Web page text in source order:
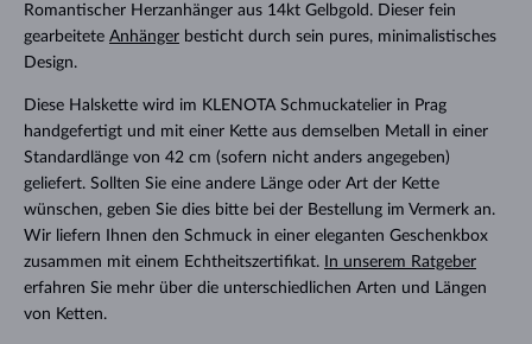
Romantischer Herzanhänger aus 14kt Gelbgold. Dieser fein
gearbeitete Anhängerbesticht durch sein pures, minimalistisches
Design.
Diese Halskette wird im KLENOTA Schmuckatelier in Prag
handgefertigt und mit einer Kette aus demselben Metall in einer
Standardlänge von 42 cm (sofern nicht anders angegeben)
geliefert. Sollten Sie eine andere Länge oder Art der Kette
wünschen, geben Sie dies bitte bei der Bestellung im Vermerk an.
Wir liefern Ihnen den Schmuck in einer eleganten Geschenkbox
zusammen mit einem Echtheitszertifikat.
In unserem Ratgeber
erfahren Sie mehr über die unterschiedlichen Arten und Längen
von Ketten.